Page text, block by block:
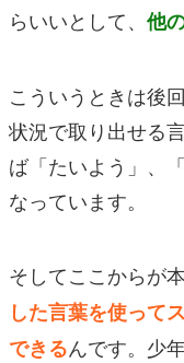
らいいとして、 他
こういうときは後
状況で取り出せる
ば「たいよう」、
なっています。
そしてここからが
した言葉を使って
できるんです。少